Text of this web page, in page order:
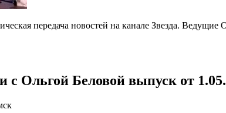
передача новостей на канале Звезда.
с Ольгой Беловой выпуск от